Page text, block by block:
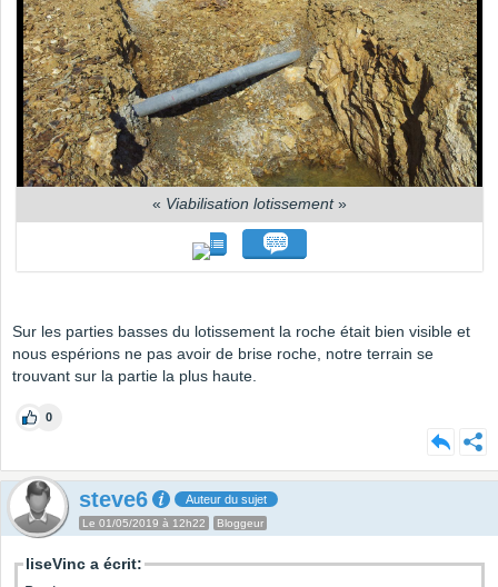
« Viabilisation lotissement»
Sur les parties basses du lotissement la roche était bien visible et
nous espérions ne pas avoir de brise roche, notre terrain se
trouvant sur la partie la plus haute.
0
steve6 Auteur du sujet
Le 01/05/2019 à 12h22 Bloggeur
liseVinc a écrit: